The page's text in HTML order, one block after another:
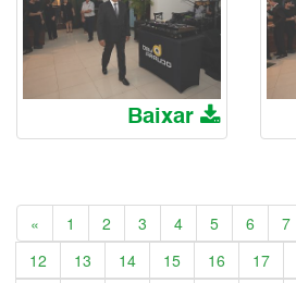
Baixar
« Anterior
1 2 3 4 5 6 7
12
13 14 15 16 17